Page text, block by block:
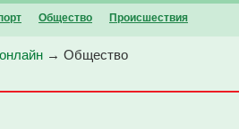
Общество Проиcшествия
→ Общество